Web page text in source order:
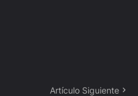
Artículo Siguiente